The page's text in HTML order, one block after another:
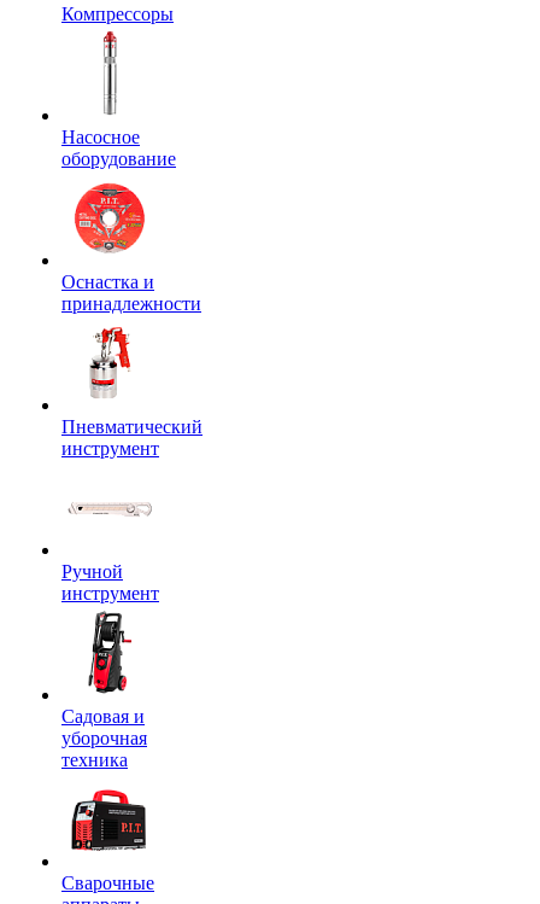
Компрессоры
Насосное
оборудование
Оснастка и
принадлежности
Пневматический
инструмент
Ручной
инструмент
Садовая и
уборочная
техника
Сварочные